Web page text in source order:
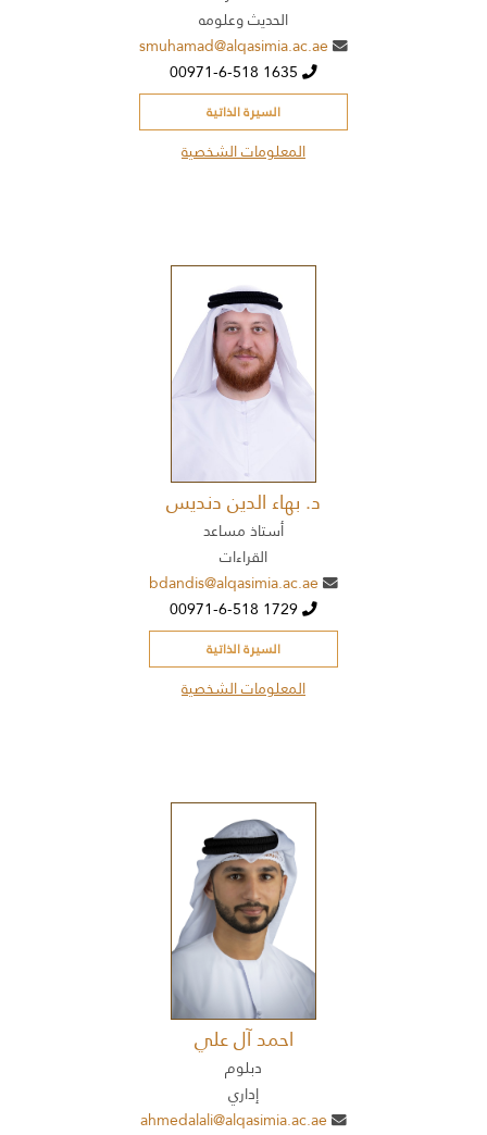
الحديث وعلومه
smuhamad@alqasimia.ac.ae
السيرة الذاتية
المعلومات الشخصية
د. بهاء الدين دنديس
أستاذ مساعد
القراءات
bdandis@alqasimia.ac.ae
السيرة الذاتية
المعلومات الشخصية
احمد آل علي
دبلوم
إداري
ahmedalali@alqasimia.ac.ae